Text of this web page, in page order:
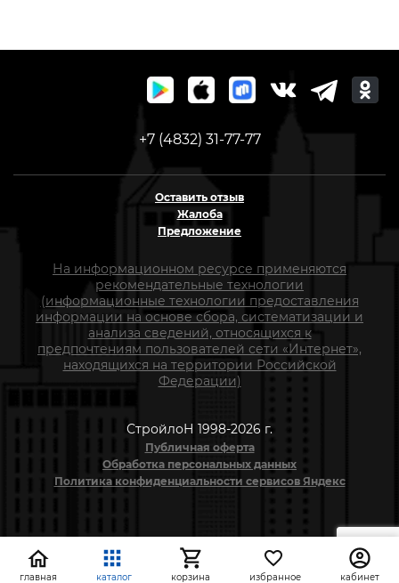
+7 (4832) 31-77-77
Оставить отзыв
Жалоба
Предложение
На информационном ресурсе применяются
рекомендательные технологии
(информационные технологии предоставления
информации на основе сбора, систематизации и
анализа сведений, относящихся к
предпочтениям пользователей сети «Интернет»,
находящихся на территории Российской
Федерации)
СтройлоН 1998-2026 г.
Публичная оферта
Обработка персональных данных
Политика конфиденциальности сервисов Яндекс
главная каталог корзина избранное кабинет